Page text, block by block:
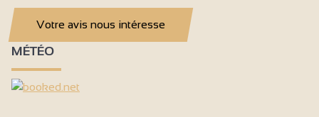
Votre avis nous intéresse
MÉTÉO